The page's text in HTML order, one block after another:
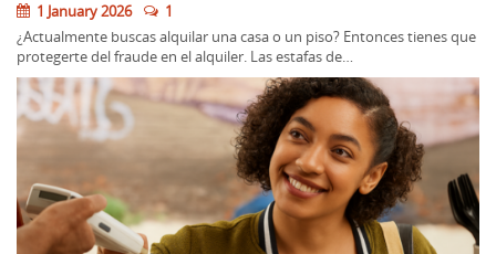
1 January 2026
1
¿Actualmente buscas alquilar una casa o un piso? Entonces tienes que
protegerte del fraude en el alquiler. Las estafas de…